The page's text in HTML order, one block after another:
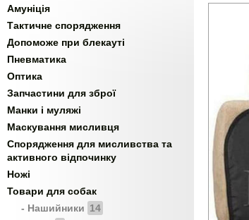
Амуніція
Тактичне спорядження
Допоможе при блекауті
Пневматика
Оптика
Запчастини для зброї
Манки і муляжі
Маскування мисливця
Спорядження для мисливства та
активного відпочинку
Ножі
Товари для собак
- Нашийники 14